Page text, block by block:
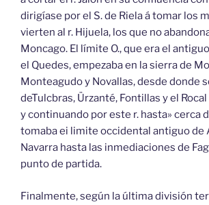
dirigíase por el S. de Riela á tomar los
vierten al r. Hijuela, los que no
Moncago. El límite O., que era el
el Quedes, empezaba en la sierra de
Monteagudo y Novallas, desde donde
deTulcbras, Ürzanté, Fontillas y el
y continuando por este r. hasta» cerca
tomaba ei limite occidental antiguo de
Navarra hasta las inmediaciones de
punto de partida.
Finalmente, según la última división